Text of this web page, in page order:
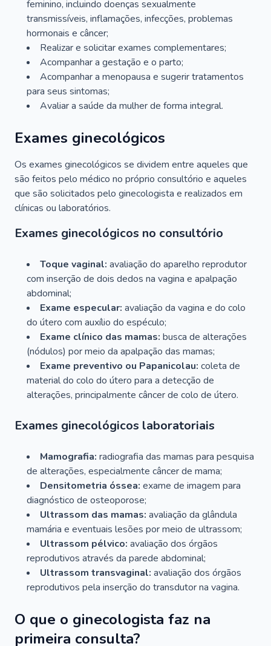
feminino, incluindo doenças sexualmente
transmissíveis, inflamações, infecções, problemas
hormonais e câncer;
Realizar e solicitar exames complementares;
Acompanhar a gestação e o parto;
Acompanhar a menopausa e sugerir tratamentos
para seus sintomas;
Avaliar a saúde da mulher de forma integral.
Exames ginecológicos
Os exames ginecológicos se dividem entre aqueles que
são feitos pelo médico no próprio consultório e aqueles
que são solicitados pelo ginecologista e realizados em
clínicas ou laboratórios.
Exames ginecológicos no consultório
Toque vaginal: avaliação do aparelho reprodutor
com inserção de dois dedos na vagina e apalpação
abdominal;
Exame especular: avaliação da vagina e do colo
do útero com auxílio do espéculo;
Exame clínico das mamas: busca de alterações
(nódulos) por meio da apalpação das mamas;
Exame preventivo ou Papanicolau: coleta de
material do colo do útero para a detecção de
alterações, principalmente câncer de colo de útero.
Exames ginecológicos laboratoriais
Mamografia: radiografia das mamas para pesquisa
de alterações, especialmente câncer de mama;
Densitometria óssea: exame de imagem para
diagnóstico de osteoporose;
Ultrassom das mamas: avaliação da glândula
mamária e eventuais lesões por meio de ultrassom;
Ultrassom pélvico: avaliação dos órgãos
reprodutivos através da parede abdominal;
Ultrassom transvaginal: avaliação dos órgãos
reprodutivos pela inserção do transdutor na vagina.
O que o ginecologista faz na
primeira consulta?